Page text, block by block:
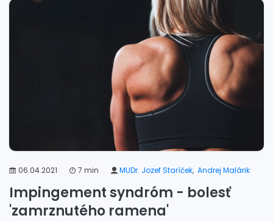
06.04.2021 7 min MUDr. Jozef Staríček, Andrej Malárik
Impingement syndróm - bolesť
'zamrznutého ramena'